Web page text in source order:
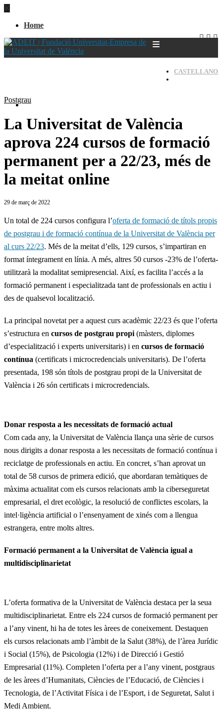
Home
CASTELLANO
Home
Postgrau
La Universitat de València
aprova 224 cursos de formació
permanent per a 22/23, més de
la meitat online
29 de març de 2022
Un total de 224 cursos configura l’oferta de formació de títols propis
de postgrau i de formació contínua de la Universitat de València per
al curs 22/23. Més de la meitat d’ells, 129 cursos, s’impartiran en
format íntegrament en línia. A més, altres 50 cursos -23% de l’oferta-
utilitzarà la modalitat semipresencial. Així, es facilita l’accés a la
formació permanent i especialitzada tant de professionals en actiu i
des de qualsevol localització.
La principal novetat per a aquest curs acadèmic 22/23 és que l’oferta
s’estructura en cursos de postgrau propi(màsters, diplomes
d’especialització i experts universitaris) i en cursos de formació
contínua (certificats i microcredencials universitaris). De l’oferta
presentada, 198 són títols de postgrau propi de la Universitat de
València i 26 són certificats i microcredencials.
Donar resposta a les necessitats de formació actual
Com cada any, la Universitat de València llança una sèrie de cursos
nous dirigits a donar resposta a les necessitats de formació contínua i
reciclatge de professionals en actiu. En concret, s’han aprovat un
total de 58 cursos de primera edició, que abordaran temàtiques de
màxima actualitat com els cursos relacionats amb la ciberseguretat
empresarial, el dret ecològic, la resolució de conflictes escolars, la
intel·ligència artificial o l’ensenyament de xinés com a llengua
estrangera, entre molts altres.
Formació permanent a la Universitat de València igual a
multidisciplinarietat
L’oferta formativa de la Universitat de València destaca per la seua
multidisciplinarietat. Entre els 224 cursos de formació permanent per
a l’any vinent, hi ha de totes les àrees de coneixement. Destaquen
els cursos relacionats amb l’àmbit de la Salut (38%), de l’àrea Jurídic
i Social (15%), de Psicologia (12%) i de Direcció i Gestió
Empresarial (11%). Completen l’oferta per a l’any vinent, postgraus
de les àrees d’Humanitats, Ciències de l’Educació, de Ciències i
Tecnologia, de l’Activitat Física i de l’Esport, i de Seguretat, Salut i
Medi Ambient.